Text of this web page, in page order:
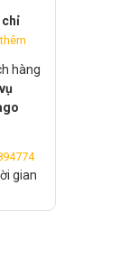
chỉ
hàng
gian